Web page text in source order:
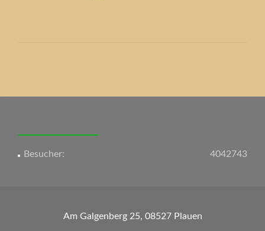
Navigation
4042743
Besucher:
Am Galgenberg 25, 08527 Plauen